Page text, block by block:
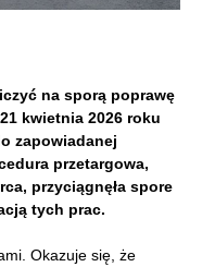
na sporą poprawę
kwietnia 2026 roku
zapowiadanej
przetargowa,
przyciągnęła spore
tych prac.
Okazuje się, że